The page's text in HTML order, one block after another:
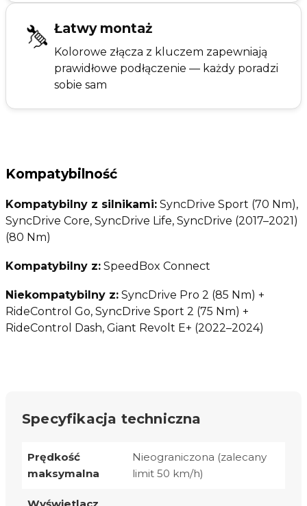
Łatwy montaż
Kolorowe złącza z kluczem zapewniają
prawidłowe podłączenie — każdy poradzi
sobie sam
Kompatybilność
Kompatybilny z silnikami: SyncDrive Sport (70 Nm),
SyncDrive Core, SyncDrive Life, SyncDrive (2017–2021)
(80 Nm)
Kompatybilny z: SpeedBox Connect
Niekompatybilny z: SyncDrive Pro 2 (85 Nm) +
RideControl Go, SyncDrive Sport 2 (75 Nm) +
RideControl Dash, Giant Revolt E+ (2022–2024)
Specyfikacja techniczna
Prędkość
maksymalna
Nieograniczona (zalecany
limit 50 km/h)